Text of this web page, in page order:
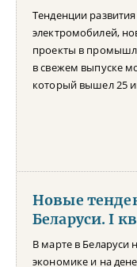
Тенденции
электромобилей,
проекты в
в свежем выпуске
который вышел 25
Новые
Беларуси. I
В марте в Беларуси
экономике и на